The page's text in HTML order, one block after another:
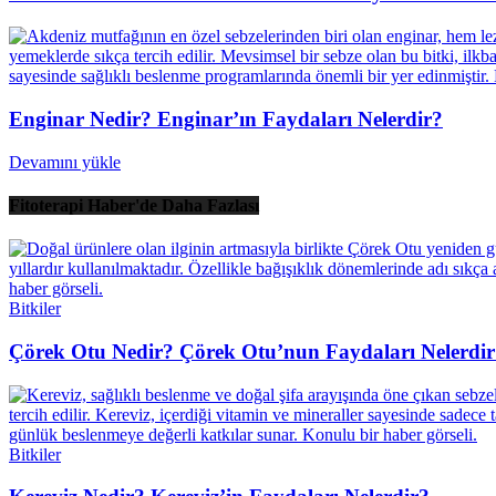
Enginar Nedir? Enginar’ın Faydaları Nelerdir?
Devamını yükle
Fitoterapi Haber'de Daha Fazlası
Bitkiler
Çörek Otu Nedir? Çörek Otu’nun Faydaları
Bitkiler